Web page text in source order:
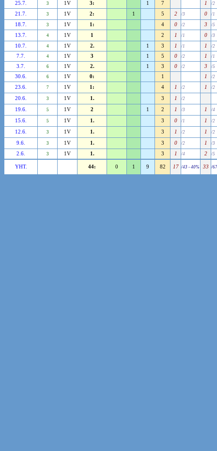
25.7. 3 1V 3: 1 7 1 /2
21.7. 3 1V 2: 1 5 2 /3 0 /1
18.7. 3 1V 1: 4 0 /2 3 /5
13.7. 4 1V 1 2 1 /1 0 /3
10.7. 4 1V 2. 1 3 1 /1 1 /2
7.7. 4 1V 3 1 5 0 /2 1 /1
3.7. 6 1V 2. 1 3 0 /2 3 /5
30.6. 6 1V 0: 1 1 /2
23.6. 7 1V 1: 4 1 /2 1 /2
20.6. 3 1V 1. 3 1 /2
19.6. 5 1V 2 1 2 1 /3 1 /4
15.6. 5 1V 1. 3 0 /1 1 /2
12.6. 3 1V 1. 3 1 /2 1 /2
9.6. 3 1V 1. 3 0 /2 1 /3
2.6. 3 1V 1. 3 1 /4 2 /5
YHT. 44: 0 1 9 82 17 /43 - 40% 33 /